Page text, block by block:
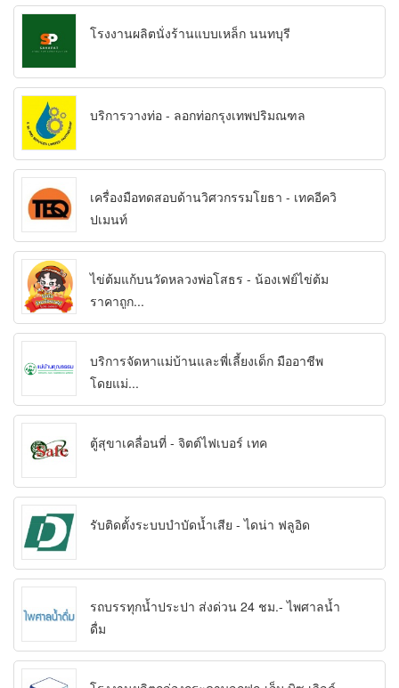
โรงงานผลิตนั่งร้านแบบเหล็ก นนทบุรี
บริการวางท่อ - ลอกท่อกรุงเทพปริมณฑล
เครื่องมือทดสอบด้านวิศวกรรมโยธา - เทคอีควิ
ปเมนท์
ไข่ต้มแก้บนวัดหลวงพ่อโสธร - น้องเฟย์ไข่ต้ม
ราคาถูก...
บริการจัดหาแม่บ้านและพี่เลี้ยงเด็ก มืออาชีพ
โดยแม่...
ตู้สุขาเคลื่อนที่ - จิตต์ไฟเบอร์ เทค
รับติดตั้งระบบบำบัดน้ำเสีย - ไดน่า ฟลูอิด
รถบรรทุกน้ำประปา ส่งด่วน 24 ชม.- ไพศาลน้ำ
ดื่ม